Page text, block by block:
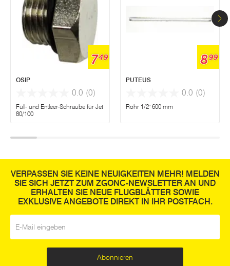
749
OSIP
0.0 (0)
Füll- und Entleer-Schraube für Jet
80/100
899
PUTEUS
0.0 (0)
Rohr 1/2" 600 mm
VERPASSEN SIE KEINE NEUIGKEITEN MEHR! MELDEN
SIE SICH JETZT ZUM ZGONC-NEWSLETTER AN UND
ERHALTEN SIE NEUE FLUGBLÄTTER SOWIE
EXKLUSIVE ANGEBOTE DIREKT IN IHR POSTFACH.
Abonnieren